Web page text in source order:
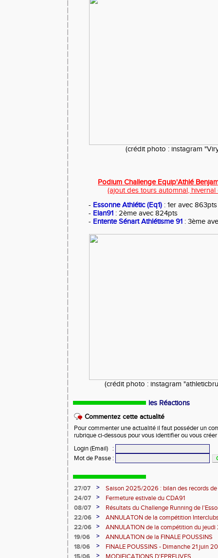
(crédit photo : instagram
Podium Challenge Equip'Athlé
(ajout des tours automnal,
- Essonne Athlétic (Eq1) : 1er avec 863pts
- Elan91 : 2ème avec 824pts
- Entente Sénart Athlétisme 91 : 3ème
(crédit photo : instagram
les Réactions
Commentez cette actualité
Pour commenter une actualité il faut posséder un
rubrique ci-dessous pour vous identifier ou vous
Login (Email)
:
Mot de Passe :
27/07 >
Saison 2025/2026 : bilan des records de
24/07
>
Fermeture estivale du CDA91
08/07
>
Résultats du Challenge Running de
12 07 2026)
22/06 >
ANNULATON de la compétition
juin
22/06 >
ANNULATION de la compétition du jeudi
19/06
>
ANNULATION de la FINALE POUSSINS
18/06
>
FINALE POUSSINS - Dimanche 21 juin
>